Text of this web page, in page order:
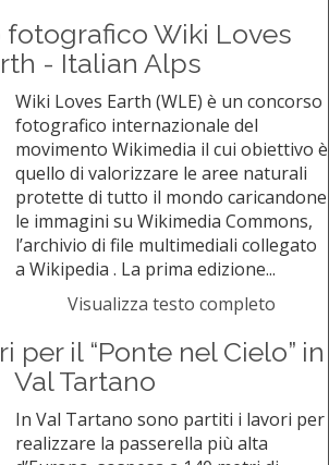
fotografico Wiki Loves
- Italian Alps
Wiki Loves Earth (WLE) è un concorso
fotografico internazionale del
movimento Wikimedia il cui obiettivo è
quello di valorizzare le aree naturali
protette di tutto il mondo caricandone
le immagini su Wikimedia Commons,
l’archivio di file multimediali collegato
a Wikipedia . La prima edizione...
Visualizza testo completo
per il “Ponte nel Cielo” in
Val Tartano
In Val Tartano sono partiti i lavori per
realizzare la passerella più alta